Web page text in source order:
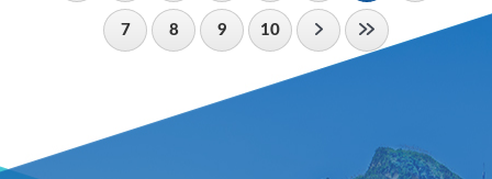
7 8 9 10